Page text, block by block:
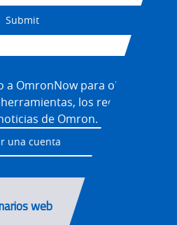
Submit
a OmronNow para obtener
los recursos y
de Omron.
una cuenta
web